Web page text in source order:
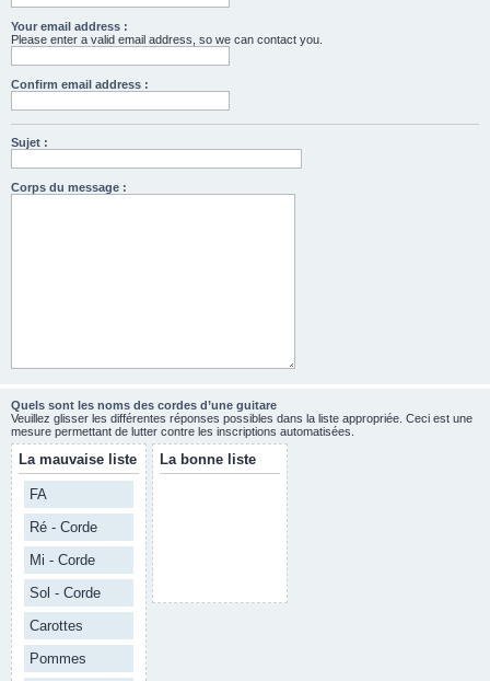
Your email address :
Please enter a valid email address, so we can contact you.
Confirm email address :
Sujet :
Corps du message :
Quels sont les noms des cordes d’une guitare
Veuillez glisser les différentes réponses possibles dans la liste appropriée. Ceci est une
mesure permettant de lutter contre les inscriptions automatisées.
La mauvaise liste
FA
Ré - Corde
Mi - Corde
Sol - Corde
Carottes
Pommes
La bonne liste